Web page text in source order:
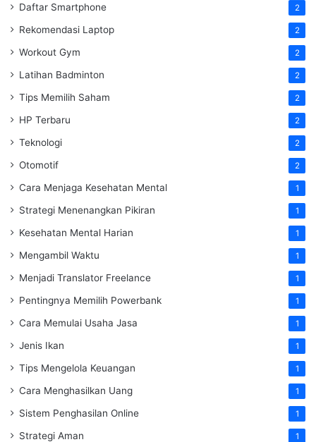
Daftar Smartphone 2
Rekomendasi Laptop 2
Workout Gym 2
Latihan Badminton 2
Tips Memilih Saham 2
HP Terbaru 2
Teknologi 2
Otomotif 2
Cara Menjaga Kesehatan Mental 1
Strategi Menenangkan Pikiran 1
Kesehatan Mental Harian 1
Mengambil Waktu 1
Menjadi Translator Freelance 1
Pentingnya Memilih Powerbank 1
Cara Memulai Usaha Jasa 1
Jenis Ikan 1
Tips Mengelola Keuangan 1
Cara Menghasilkan Uang 1
Sistem Penghasilan Online 1
Strategi Aman 1